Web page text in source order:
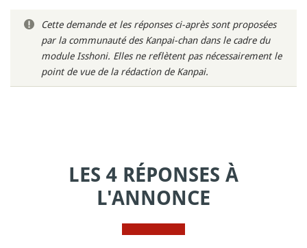
Cette demande et les réponses ci-après sont proposées
par la communauté des Kanpai-chan dans le cadre du
module Isshoni. Elles ne reflètent pas nécessairement le
point de vue de la rédaction de Kanpai.
LES 4 RÉPONSES À
L'ANNONCE